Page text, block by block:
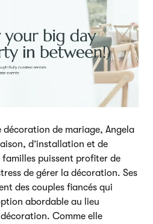
décoration de mariage, Angela
d’installation et de
puissent profiter de
de gérer la décoration. Ses
des couples fiancés qui
abordable au lieu
Comme elle